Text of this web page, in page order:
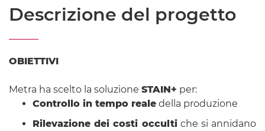
Descrizione del progetto
OBIETTIVI
Metra ha scelto la soluzione STAIN+ per:
Controllo in tempo reale della produzione
Rilevazione dei costi occultiche si annidano